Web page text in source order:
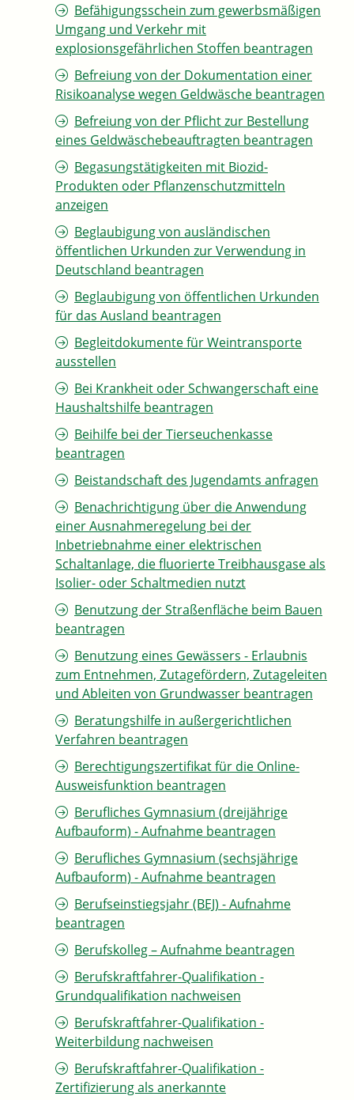
Befähigungsschein zum gewerbsmäßigen
Umgang und Verkehr mit
explosionsgefährlichen Stoffen beantragen
Befreiung von der Dokumentation einer
Risikoanalyse wegen Geldwäsche beantragen
Befreiung von der Pflicht zur Bestellung
eines Geldwäschebeauftragten beantragen
Begasungstätigkeiten mit Biozid-
Produkten oder Pflanzenschutzmitteln
anzeigen
Beglaubigung von ausländischen
öffentlichen Urkunden zur Verwendung in
Deutschland beantragen
Beglaubigung von öffentlichen Urkunden
für das Ausland beantragen
Begleitdokumente für Weintransporte
ausstellen
Bei Krankheit oder Schwangerschaft eine
Haushaltshilfe beantragen
Beihilfe bei der Tierseuchenkasse
beantragen
Beistandschaft des Jugendamts anfragen
Benachrichtigung über die Anwendung
einer Ausnahmeregelung bei der
Inbetriebnahme einer elektrischen
Schaltanlage, die fluorierte Treibhausgase als
Isolier- oder Schaltmedien nutzt
Benutzung der Straßenfläche beim Bauen
beantragen
Benutzung eines Gewässers - Erlaubnis
zum Entnehmen, Zutagefördern, Zutageleiten
und Ableiten von Grundwasser beantragen
Beratungshilfe in außergerichtlichen
Verfahren beantragen
Berechtigungszertifikat für die Online-
Ausweisfunktion beantragen
Berufliches Gymnasium (dreijährige
Aufbauform) - Aufnahme beantragen
Berufliches Gymnasium (sechsjährige
Aufbauform) - Aufnahme beantragen
Berufseinstiegsjahr (BEJ) - Aufnahme
beantragen
Berufskolleg – Aufnahme beantragen
Berufskraftfahrer-Qualifikation -
Grundqualifikation nachweisen
Berufskraftfahrer-Qualifikation -
Weiterbildung nachweisen
Berufskraftfahrer-Qualifikation -
Zertifizierung als anerkannte